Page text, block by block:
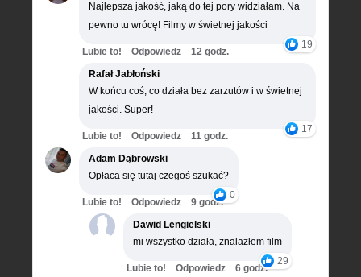
Najlepsza jakość, jaką do tej pory widziałam. Na
pewno tu wrócę! Filmy w świetnej jakości
19
Lubie to! Odpowiedz
12 godz.
Rafał Jabłoński
W końcu coś, co działa bez zarzutów i w świetnej
jakości. Super!
17
Lubie to! Odpowiedz
11 godz.
Adam Dąbrowski
Opłaca się tutaj czegoś szukać?
0
Lubie to! Odpowiedz
9 godz.
Dawid Lengielski
mi wszystko działa, znalazłem film
29
Lubie to! Odpowiedz
6 godz.